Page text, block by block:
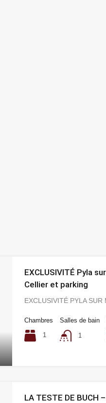
EXCLUSIVITÉ Pyla
Cellier et parking
EXCLUSIVITÉ PYLA SUR
Chambres
1
Salles de bain
1
LA TESTE DE BUCH